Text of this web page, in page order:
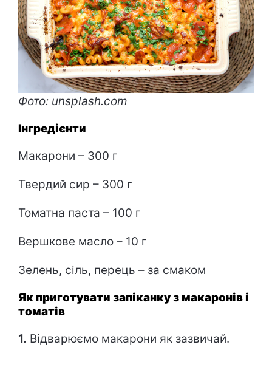
Фото: unsplash.com
Інгредієнти
Макарони – 300 г
Твердий сир – 300 г
Томатна паста – 100 г
Вершкове масло – 10 г
Зелень, сіль, перець – за смаком
Як приготувати запіканку з макаронів і
томатів
1. Відварюємо макарони як зазвичай.